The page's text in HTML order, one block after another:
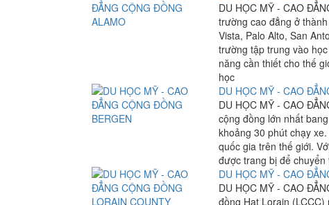
DU HỌC MỸ - CAO
trường cao đẳng ở
Vista, Palo Alto, San
trường tập trung vào
năng cần thiết cho thế
học
DU HỌC MỸ - CAO
DU HỌC MỸ - CAO
cộng đồng lớn nhất
khoảng 30 phút chạy
quốc gia trên thế giới.
được trang bị để
DU HỌC MỸ - CAO
DU HỌC MỸ - CAO
đồng Hạt Lorain